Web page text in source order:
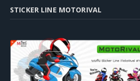
STICKER LINE MOTORIVAL